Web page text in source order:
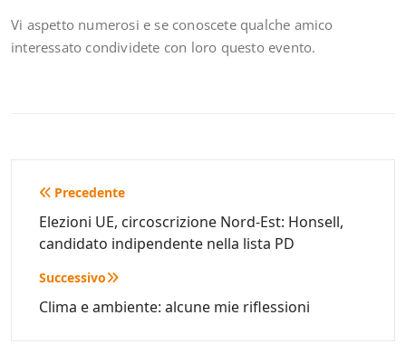
Vi aspetto numerosi e se conoscete qualche amico
interessato condividete con loro questo evento.
Navigazione
articoli
Precedente
Elezioni UE, circoscrizione Nord-Est: Honsell,
candidato indipendente nella lista PD
Successivo
Clima e ambiente: alcune mie riflessioni